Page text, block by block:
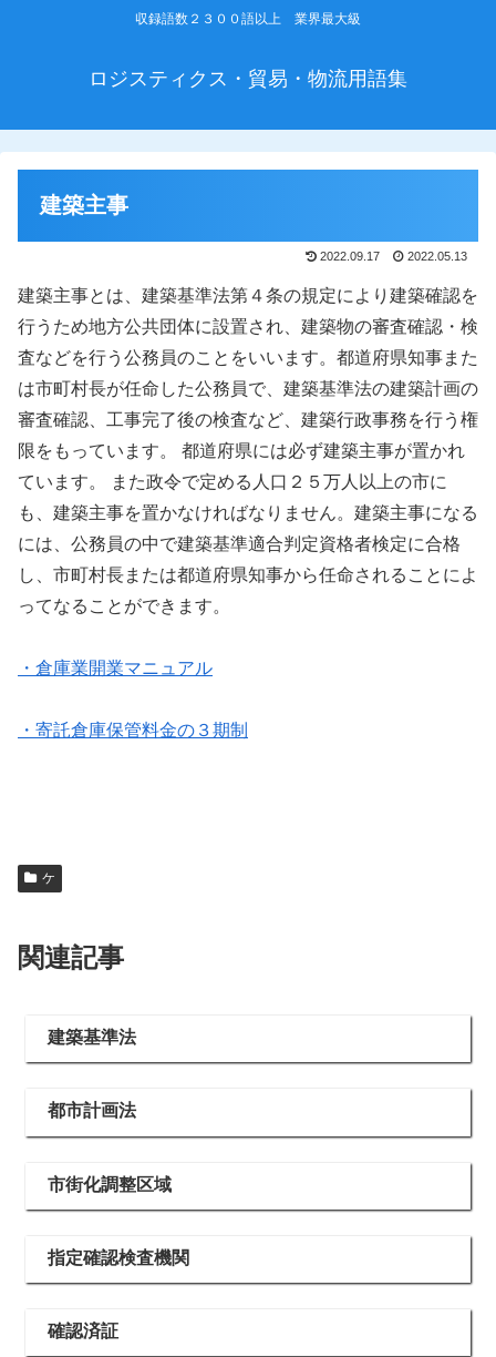
収録語数２３００語以上 業界最大級
ロジスティクス・貿易・物流用語集
建築主事
2022.09.17 2022.05.13
建築主事とは、建築基準法第４条の規定により建築確認を
行うため地方公共団体に設置され、建築物の審査確認・検
査などを行う公務員のことをいいます。都道府県知事また
は市町村長が任命した公務員で、建築基準法の建築計画の
審査確認、工事完了後の検査など、建築行政事務を行う権
限をもっています。 都道府県には必ず建築主事が置かれ
ています。 また政令で定める人口２５万人以上の市に
も、建築主事を置かなければなりません。建築主事になる
には、公務員の中で建築基準適合判定資格者検定に合格
し、市町村長または都道府県知事から任命されることによ
ってなることができます。
・倉庫業開業マニュアル
・寄託倉庫保管料金の３期制
ケ
関連記事
建築基準法
都市計画法
市街化調整区域
指定確認検査機関
確認済証